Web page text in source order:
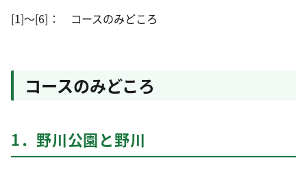
[1]～[6]： コースのみどころ
コースのみどころ
1．野川公園と野川